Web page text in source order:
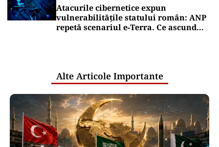
Atacurile cibernetice expun
vulnerabilitățile statului român: ANP
repetă scenariul e‑Terra. Ce ascund
Alte Articole Importante